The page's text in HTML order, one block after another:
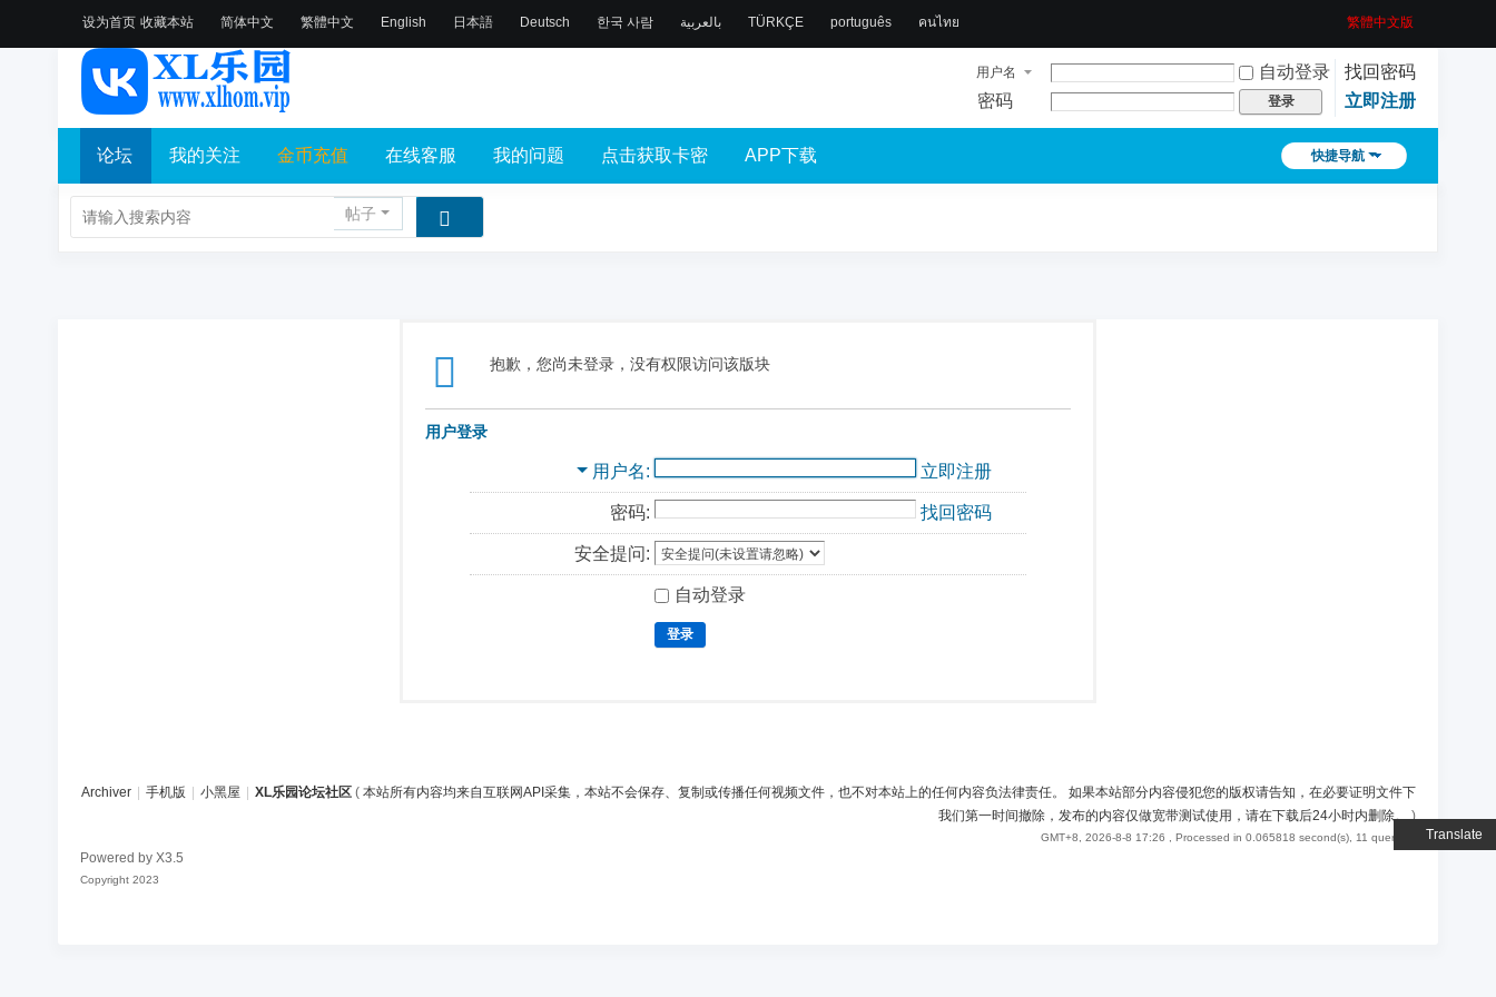
设为首页 收藏本站
Translate
简体中文 繁體中文 English 日本語 Deutsch 한국 사람 بالعربية TÜRKÇE português คนไทย 繁體中文版
用户名 自动登录
找回密码
密码
登录 立即注册
快捷导航
论坛 我的关注 金币充值 在线客服 我的问题 点击获取卡密 APP下载
帖子
抱歉，您尚未登录，没有权限访问该版块
用户登录
用户名 立即注册
密码: 找回密码
安全提问:
自动登录
登录
Archiver 手机版 小黑屋 XL乐园论坛社区 ( 本站所有内容均来自互联网API采集，本站不会保存、复制或传播任何视频文件，也不对本站上的任何内容负法律责任。 如果本站部分内容侵犯您的版权请告知，在必要证明文件下
我们第一时间撤除，发布的内容仅做宽带测试使用，请在下载后24小时内删除。)
GMT+8, 2026-8-8 17:26 , Processed in 0.065818 second(s), 11 queries .
Powered by X3.5
Copyright 2023